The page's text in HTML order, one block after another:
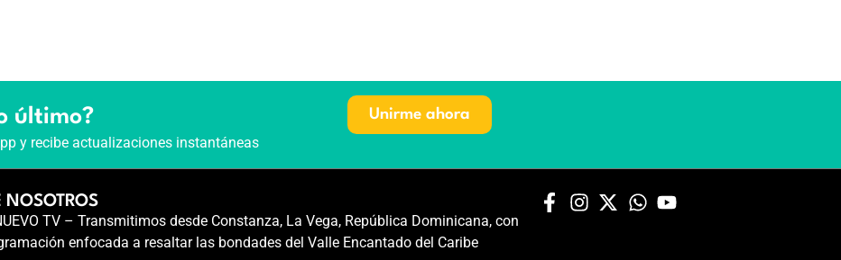
último?
y recibe actualizaciones instantáneas
Unirme ahora
NOSOTROS
TV – Transmitimos desde Constanza, La Vega, República Dominicana, con
enfocada a resaltar las bondades del Valle Encantado del Caribe